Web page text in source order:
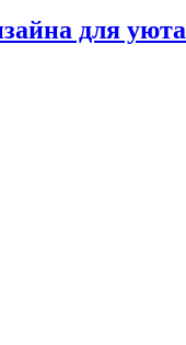
для